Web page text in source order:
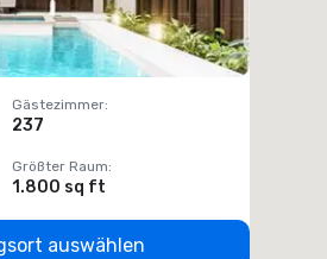
Gästezimmer:
237
Größter Raum:
1.800 sq ft
auswählen